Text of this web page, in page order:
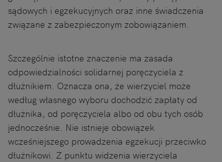
sądowych i egzekucyjnych oraz inne świadczenia
związane z zabezpieczonym zobowiązaniem.
Szczególnie istotne znaczenie ma zasada
odpowiedzialności solidarnej poręczyciela z
dłużnikiem. Oznacza ona, że wierzyciel może
według własnego wyboru dochodzić zapłaty od
dłużnika, od poręczyciela albo od obu tych osób
jednocześnie. Nie istnieje obowiązek
wcześniejszego prowadzenia egzekucji przeciwko
dłużnikowi. Z punktu widzenia wierzyciela